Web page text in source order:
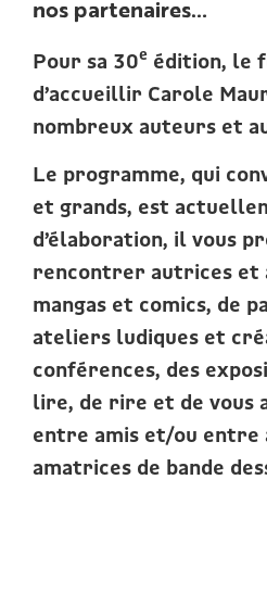
nos partenaires…
Pour sa 30e édition, le
d’accueillir Carole
nombreux auteurs et
Le programme, qui
et grands, est
d’élaboration, il vous
rencontrer autrices et
mangas et comics, de
ateliers ludiques et
conférences, des
lire, de rire et de vous
entre amis et/ou entre
amatrices de bande